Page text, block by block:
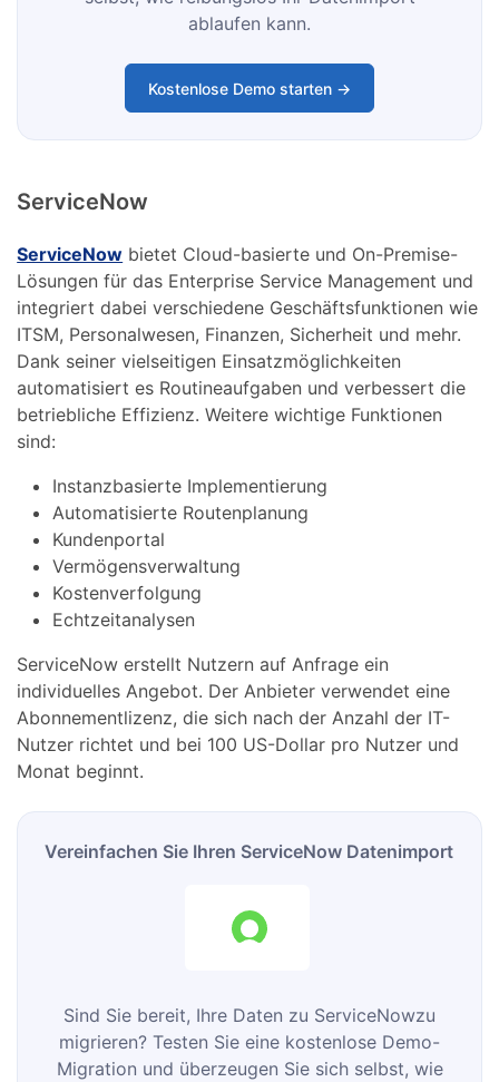
ablaufen kann.
Kostenlose Demo starten →
ServiceNow
ServiceNow bietet Cloud-basierte und On-Premise-
Lösungen für das Enterprise Service Management und
integriert dabei verschiedene Geschäftsfunktionen wie
ITSM, Personalwesen, Finanzen, Sicherheit und mehr.
Dank seiner vielseitigen Einsatzmöglichkeiten
automatisiert es Routineaufgaben und verbessert die
betriebliche Effizienz. Weitere wichtige Funktionen
sind:
Instanzbasierte Implementierung
Automatisierte Routenplanung
Kundenportal
Vermögensverwaltung
Kostenverfolgung
Echtzeitanalysen
ServiceNow erstellt Nutzern auf Anfrage ein
individuelles Angebot. Der Anbieter verwendet eine
Abonnementlizenz, die sich nach der Anzahl der IT-
Nutzer richtet und bei 100 US-Dollar pro Nutzer und
Monat beginnt.
Vereinfachen Sie Ihren ServiceNow Datenimport
Sind Sie bereit, Ihre Daten zu ServiceNowzu
migrieren? Testen Sie eine kostenlose Demo-
Migration und überzeugen Sie sich selbst, wie